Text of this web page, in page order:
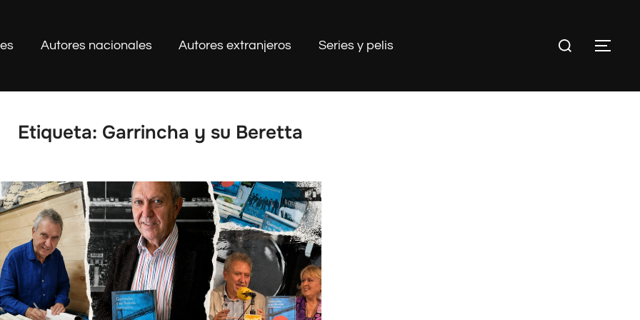
Autores nacionales Autores extranjeros Series y pelis
Buscar:
Etiqueta: Garrincha y su Beretta